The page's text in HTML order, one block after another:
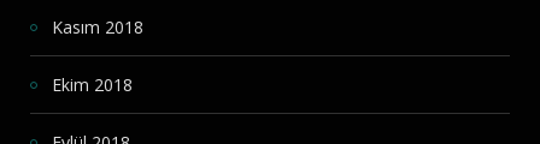
Kasım 2018
Ekim 2018